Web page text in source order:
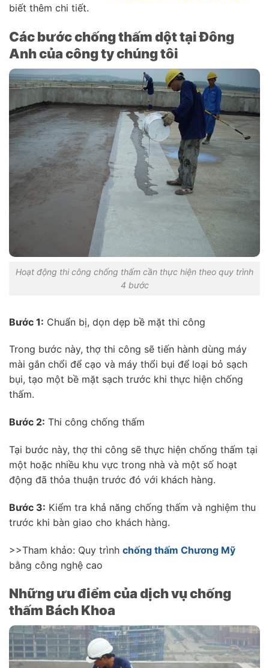
biết thêm chi tiết.
Các bước chống thấm dột tại Đông
Anh của công ty chúng tôi
Hoạt động thi công chống thấm cần thực hiện theo quy trình
4 bước
Bước 1: Chuẩn bị, dọn dẹp bề mặt thi công
Trong bước này, thợ thi công sẽ tiến hành dùng máy
mài gắn chổi để cạo và máy thổi bụi để loại bỏ sạch
bụi, tạo một bề mặt sạch trước khi thực hiện chống
thấm.
Bước 2: Thi công chống thấm
Tại bước này, thợ thi công sẽ thực hiện chống thấm tại
một hoặc nhiều khu vực trong nhà và một số hoạt
động đã thỏa thuận trước đó với khách hàng.
Bước 3: Kiểm tra khả năng chống thấm và nghiệm thu
trước khi bàn giao cho khách hàng.
>>Tham khảo: Quy trình chống thấm Chương Mỹ
bằng công nghệ cao
Những ưu điểm của dịch vụ chống
thấm Bách Khoa